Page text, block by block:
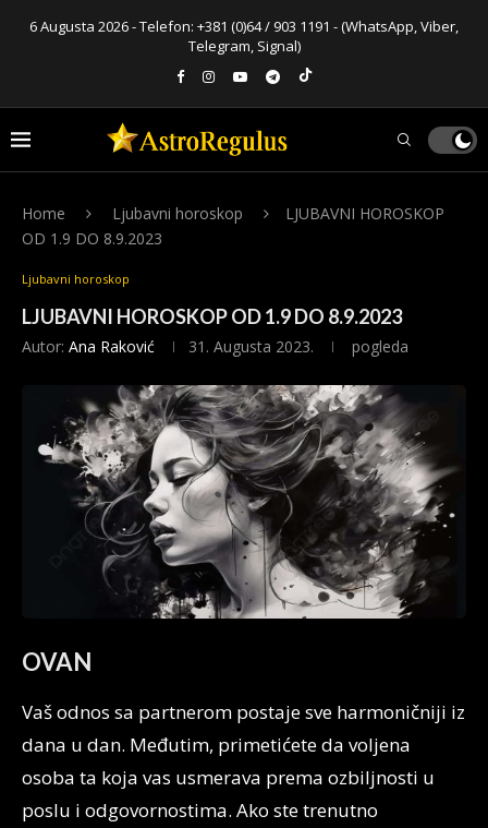
6 Augusta 2026 - Telefon: +381 (0)64 / 903 1191 - (WhatsApp, Viber,
Telegram, Signal)
Home Ljubavni horoskop
LJUBAVNI HOROSKOP
OD 1.9 DO 8.9.2023
Ljubavni horoskop
LJUBAVNI HOROSKOP OD 1.9 DO 8.9.2023
Autor: Ana Raković 31. Augusta 2023. pogleda
OVAN
Vaš odnos sa partnerom postaje sve harmoničniji iz
dana u dan. Međutim, primetićete da voljena
osoba ta koja vas usmerava prema ozbiljnosti u
poslu i odgovornostima. Ako ste trenutno